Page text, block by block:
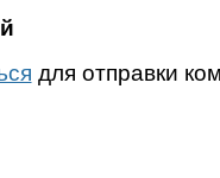
для отправки